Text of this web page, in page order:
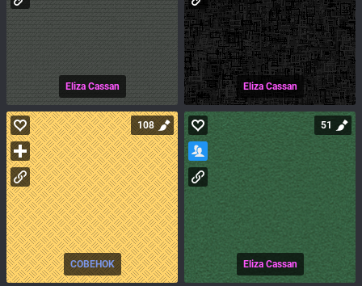
Eliza Cassan Eliza Cassan
COBEHOK
108
Eliza Cassan
51